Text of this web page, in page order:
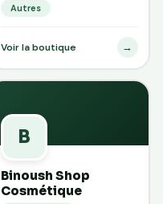
Autres
Voir la boutique →
B
Binoush Shop
Cosmétique